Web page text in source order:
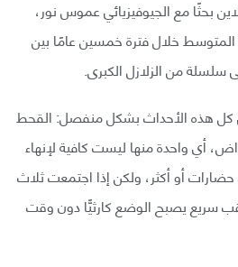
بحثًا مع الجيوفيزيائي عموس نور،
خلال فترة خمسين عامًا بين
كل هذه الأحداث بشكل منفصل: القحط
أي واحدة منها ليست كافية لإنهاء
أو أكثر، ولكن إذا اجتمعت ثلاث
سريع يصبح الوضع كارثيًّا دون وقت